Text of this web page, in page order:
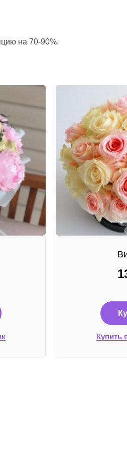
на 70-90%.
Купить